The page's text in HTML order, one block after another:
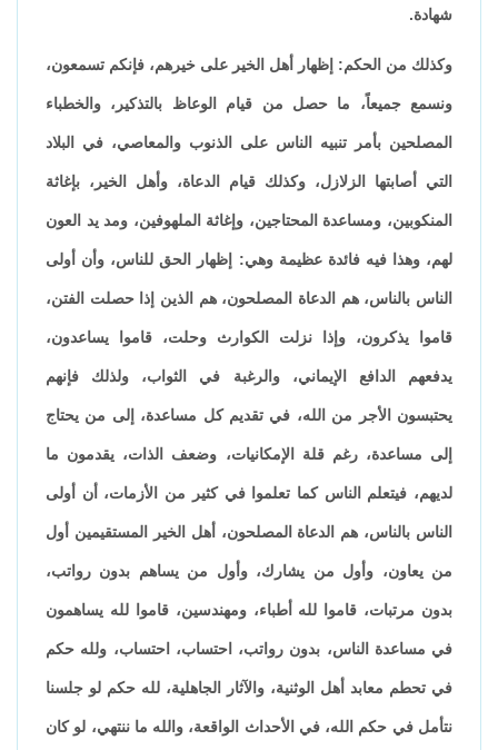
شهادة.
وكذلك من الحكم: إظهار أهل الخير على خيرهم، فإنكم تسمعون،
ونسمع جميعاً، ما حصل من قيام الوعاظ بالتذكير، والخطباء
المصلحين بأمر تنبيه الناس على الذنوب والمعاصي، في البلاد
التي أصابتها الزلازل، وكذلك قيام الدعاة، وأهل الخير، بإغاثة
المنكوبين، ومساعدة المحتاجين، وإغاثة الملهوفين، ومد يد العون
لهم، وهذا فيه فائدة عظيمة وهي: إظهار الحق للناس، وأن أولى
الناس بالناس، هم الدعاة المصلحون، هم الذين إذا حصلت الفتن،
قاموا يذكرون، وإذا نزلت الكوارث وحلت، قاموا يساعدون،
يدفعهم الدافع الإيماني، والرغبة في الثواب، ولذلك فإنهم
يحتبسون الأجر من الله، في تقديم كل مساعدة، إلى من يحتاج
إلى مساعدة، رغم قلة الإمكانيات، وضعف الذات، يقدمون ما
لديهم، فيتعلم الناس كما تعلموا في كثير من الأزمات، أن أولى
الناس بالناس، هم الدعاة المصلحون، أهل الخير المستقيمين أول
من يعاون، وأول من يشارك، وأول من يساهم بدون رواتب،
بدون مرتبات، قاموا لله أطباء، ومهندسين، قاموا لله يساهمون
في مساعدة الناس، بدون رواتب، احتساب، احتساب، ولله حكم
في تحطم معابد أهل الوثنية، والآثار الجاهلية، لله حكم لو جلسنا
نتأمل في حكم الله، في الأحداث الواقعة، والله ما ننتهي، لو كان